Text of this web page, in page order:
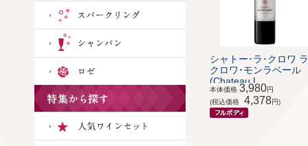
シャトー･ラ･クロワ
クロワ･モンラベール
(Chateau L...
本体価格 3,980円
(税込価格
4,378円)